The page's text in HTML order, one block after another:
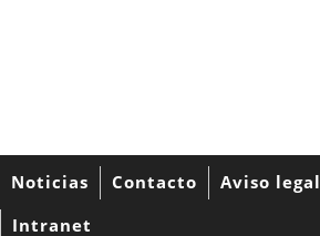
Noticias Contacto Aviso legal
Intranet